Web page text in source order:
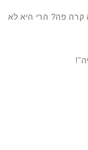
קרה פה? הרי היא לא